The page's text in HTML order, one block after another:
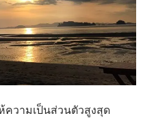
ความเป็นส่วนตัวสูงสุด